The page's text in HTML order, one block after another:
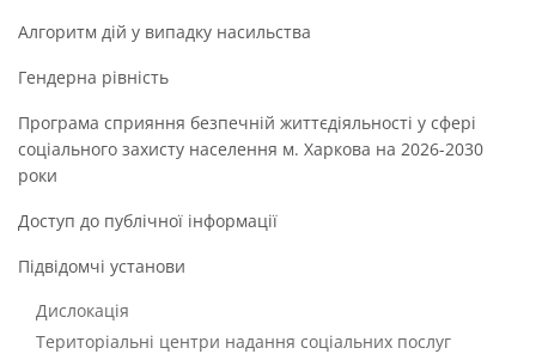
Алгоритм дій у випадку насильства
Гендерна рівність
Програма сприяння безпечній життєдіяльності у сфері
соціального захисту населення м. Харкова на 2026-2030
роки
Доступ до публічної інформації
Підвідомчі установи
Дислокація
Територіальні центри надання соціальних послуг